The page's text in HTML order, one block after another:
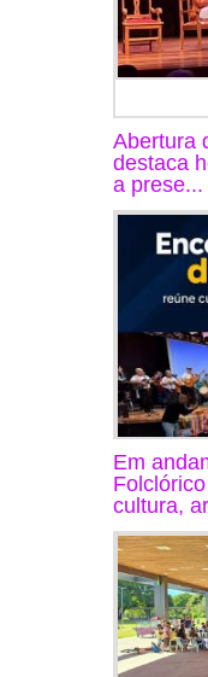
Abertura
destaca
a prese...
Em
cultura,